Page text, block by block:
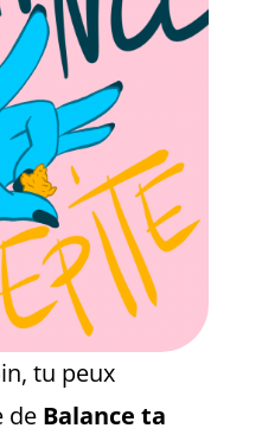
tu peux
de Balance ta